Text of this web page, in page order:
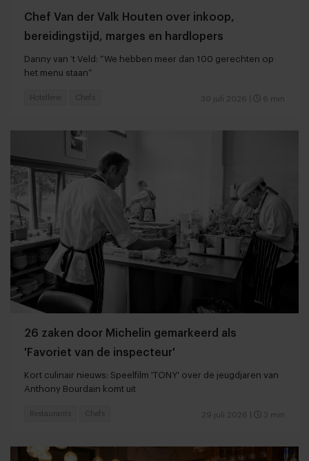
Chef Van der Valk Houten over inkoop,
bereidingstijd, marges en hardlopers
Danny van ‘t Veld: “We hebben meer dan 100 gerechten op
het menu staan”
30 juli 2026 6 min
Hotellerie Chefs
26 zaken door Michelin gemarkeerd als
'Favoriet van de inspecteur'
Kort culinair nieuws: Speelfilm 'TONY' over de jeugdjaren van
Anthony Bourdain komt uit
29 juli 2026 3 min
Restaurants Chefs